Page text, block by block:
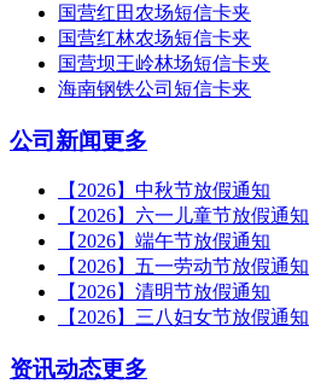
国营红田农场短信卡夹
国营红林农场短信卡夹
国营坝王岭林场短信卡夹
海南钢铁公司短信卡夹
公司新闻更多
【2026】中秋节放假通知
【2026】六一儿童节放假通知
【2026】端午节放假通知
【2026】五一劳动节放假通知
【2026】清明节放假通知
【2026】三八妇女节放假通知
资讯动态更多